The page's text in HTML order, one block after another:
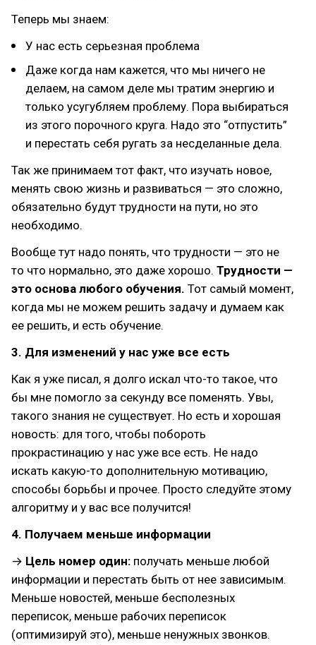
Теперь мы знаем:
У нас есть серьезная проблема
Даже когда нам кажется, что мы ничего не
делаем, на самом деле мы тратим энергию и
только усугубляем проблему. Пора выбираться
из этого порочного круга. Надо это “отпустить”
и перестать себя ругать за несделанные дела.
Так же принимаем тот факт, что изучать новое,
менять свою жизнь и развиваться — это сложно,
обязательно будут трудности на пути, но это
необходимо.
Вообще тут надо понять, что трудности — это не
то что нормально, это даже хорошо. Трудности —
это основа любого обучения. Тот самый момент,
когда мы не можем решить задачу и думаем как
ее решить, и есть обучение.
3. Для изменений у нас уже все есть
Как я уже писал, я долго искал что-то такое, что
бы мне помогло за секунду все поменять. Увы,
такого знания не существует. Но есть и хорошая
новость: для того, чтобы побороть
прокрастинацию у нас уже все есть. Не надо
искать какую-то дополнительную мотивацию,
способы борьбы и прочее. Просто следуйте этому
алгоритму и у вас все получится!
4. Получаем меньше информации
→ Цель номер один: получать меньше любой
информации и перестать быть от нее зависимым.
Меньше новостей, меньше бесполезных
переписок, меньше рабочих переписок
(оптимизируй это), меньше ненужных звонков.